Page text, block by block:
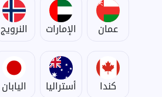
عمان الإمارات النرويج
كندا أستراليا اليابان